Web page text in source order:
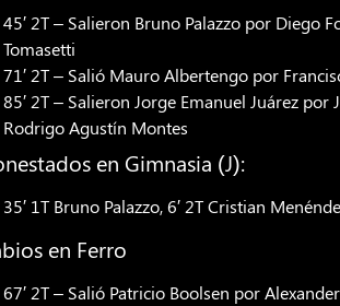
45′ 2T – Salieron Bruno Palazzo por Diego
Tomasetti
71′ 2T – Salió Mauro Albertengo por
85′ 2T – Salieron Jorge Emanuel Juárez
Rodrigo Agustín Montes
en Gimnasia (J):
35′ 1T Bruno Palazzo, 6′ 2T Cristian
en Ferro
67′ 2T – Salió Patricio Boolsen por